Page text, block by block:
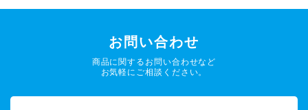
お問い合わせ
商品に関するお問い合わせなど
お気軽にご相談ください。